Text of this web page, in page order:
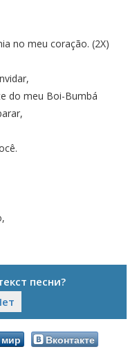
no meu coração. (2X)
do meu Boi-Bumbá
песни?
Вконтакте